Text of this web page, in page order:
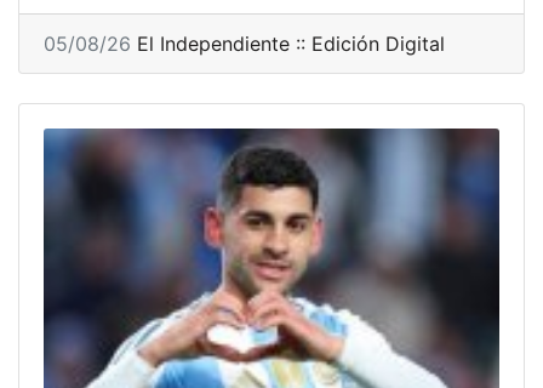
05/08/26 El Independiente :: Edición Digital